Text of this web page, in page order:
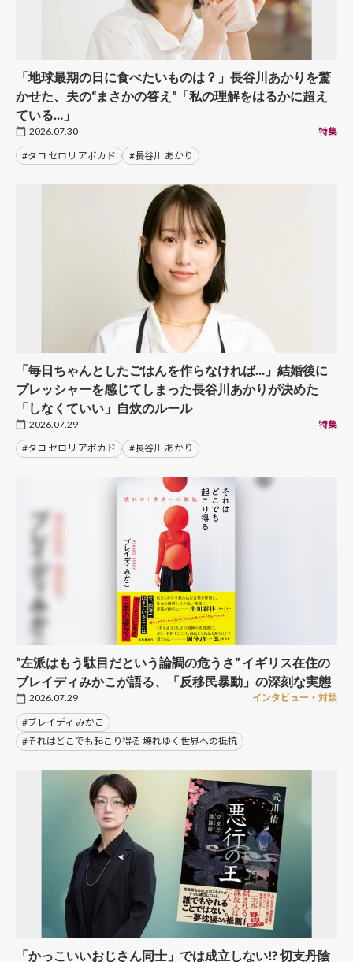
「地球最期の日に食べたいものは？」長谷川あかりを驚
かせた、夫の“まさかの答え”「私の理解をはるかに超え
ている…」
2026.07.30 特集
#タコ セロリ アボカド #長谷川 あかり
「毎日ちゃんとしたごはんを作らなければ…」結婚後に
プレッシャーを感じてしまった長谷川あかりが決めた
「しなくていい」自炊のルール
2026.07.29 特集
#タコ セロリ アボカド #長谷川 あかり
“左派はもう駄目だという論調の危うさ” イギリス在住の
ブレイディみかこが語る、「反移民暴動」の深刻な実態
2026.07.29 インタビュー・対談
#ブレイディ みかこ
#それはどこでも起こり得る 壊れゆく世界への抵抗
「かっこいいおじさん同士」では成立しない!? 切支丹陰